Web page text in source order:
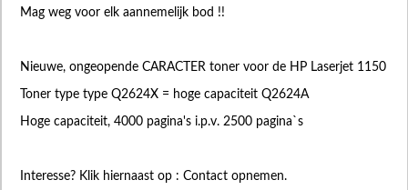
Mag weg voor elk aannemelijk bod !!
Nieuwe, ongeopende CARACTER toner voor de HP Laserjet 1150
Toner type type Q2624X = hoge capaciteit Q2624A
Hoge capaciteit, 4000 pagina's i.p.v. 2500 pagina`s
Interesse? Klik hiernaast op : Contact opnemen.